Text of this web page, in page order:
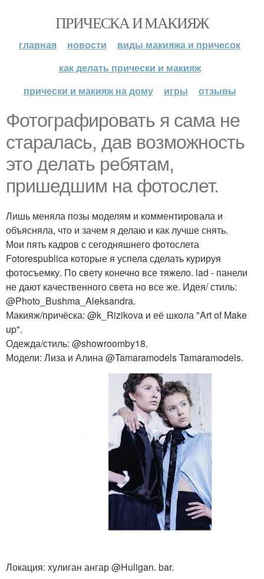
ПРИЧЕСКА И МАКИЯЖ
главная новости
виды макияжа и причесок
как делать прически и макияж
прически и макияж на дому
игры отзывы
Фотографировать я сама не
старалась, дав возможность
это делать ребятам,
пришедшим на фотослет.
Лишь меняла позы моделям и комментировала и
объясняла, что и зачем я делаю и как лучше снять.
Мои пять кадров с сегодняшнего фотослета
Fotorespublica которые я успела сделать курируя
фотосъемку. По свету конечно все тяжело. lad - панели
не дают качественного света но все же. Идея/ стиль:
@Photo_Bushma_Aleksandra.
Макияж/причёска: @k_Rizikova и её школа "Art of Make
up".
Одежда/стиль: @showroomby18.
Модели: Лиза и Алина @Tamaramodels Tamaramodels.
Локация: хулиган ангар @Huligan. bar.